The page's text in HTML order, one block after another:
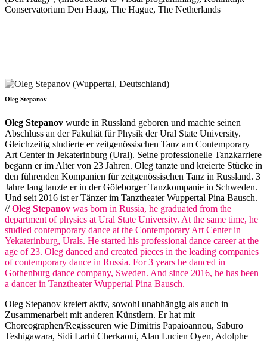
Conservatorium Den Haag, The Hague, The Netherlands
Oleg Stepanov
Oleg Stepanov wurde in Russland geboren und machte seinen
Abschluss an der Fakultät für Physik der Ural State University.
Gleichzeitig studierte er zeitgenössischen Tanz am Contemporary
Art Center in Jekaterinburg (Ural). Seine professionelle Tanzkarriere
begann er im Alter von 23 Jahren. Oleg tanzte und kreierte Stücke in
den führenden Kompanien für zeitgenössischen Tanz in Russland. 3
Jahre lang tanzte er in der Göteborger Tanzkompanie in Schweden.
Und seit 2016 ist er Tänzer im Tanztheater Wuppertal Pina Bausch.
//Oleg Stepanov was born in Russia, he graduated from the
department of physics at Ural State University. At the same time, he
studied contemporary dance at the Contemporary Art Center in
Yekaterinburg, Urals. He started his professional dance career at the
age of 23. Oleg danced and created pieces in the leading companies
of contemporary dance in Russia. For 3 years he danced in
Gothenburg dance company, Sweden. And since 2016, he has been
a dancer in Tanztheater Wuppertal Pina Bausch.
Oleg Stepanov kreiert aktiv, sowohl unabhängig als auch in
Zusammenarbeit mit anderen Künstlern. Er hat mit
Choreographen/Regisseuren wie Dimitris Papaioannou, Saburo
Teshigawara, Sidi Larbi Cherkaoui, Alan Lucien Oyen, Adolphe